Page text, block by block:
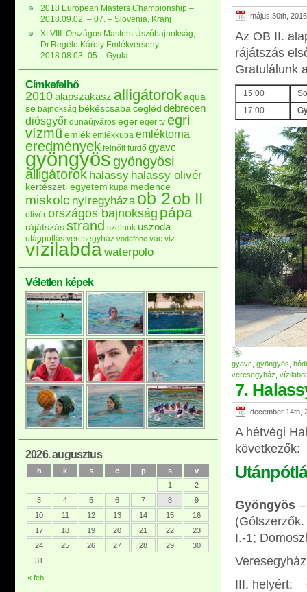
május 30th, 2016
Az OB II.
rájátszás
Gratulálunk
15:00
17:00
gyavc gyöngyös
veresegyház
7.
december 14th,
A hétvégi
következők:
Gyöngyös
I.-1;
III. helyért:
2018 European Masters Championship –
2018.09.02. – 07. – Slovenia, Kranj
XLVIII. Országos Masters Úszóbajnokság,
Dr.Regele Károly Emlékverseny –
2018.08.03–05 – Gyula
Címkefelhő
2010alapszakasz alligátorokaqua
se bajnokság békéscsaba cegléd debrecen
diósgyőr dunaújváros eger eger tv egri
vízműemlék emlékkupa emléktorna
eredmények felnőtt fürdő gyavc
gyöngyösgyöngyösi
alligátorok halassy halassy olivér
kertészeti egyetem kupa medence
miskolc nyíregyháza ob 2ob II
olivér országos bajnokság pápa
rájátszás strand szolnok uszoda
utánpótlás veresegyház vodafone vác víz
vízilabdawaterpolo
Véletlen képek
2026. augusztus
h k s c p s v
« feb
1
2
3
4 5 6 7 8
9
10
11 12 13 14 15
16
17
18 19 20 21 22
23
24
25 26 27 28 29
30
31